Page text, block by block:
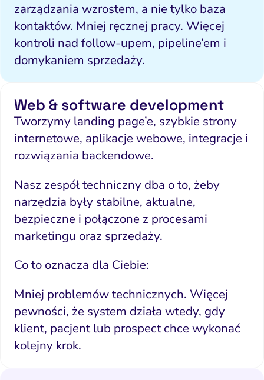
zarządzania wzrostem, a nie tylko baza
kontaktów. Mniej ręcznej pracy. Więcej
kontroli nad follow-upem, pipeline’em i
domykaniem sprzedaży.
Web & software development
Tworzymy landing page’e, szybkie strony
internetowe, aplikacje webowe, integracje i
rozwiązania backendowe.
Nasz zespół techniczny dba o to, żeby
narzędzia były stabilne, aktualne,
bezpieczne i połączone z procesami
marketingu oraz sprzedaży.
Co to oznacza dla Ciebie:
Mniej problemów technicznych. Więcej
pewności, że system działa wtedy, gdy
klient, pacjent lub prospect chce wykonać
kolejny krok.